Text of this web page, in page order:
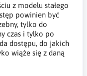
z modelu stałego
powinien być
tylko do
czas i tylko po
dostępu, do jakich
wiąże się z daną